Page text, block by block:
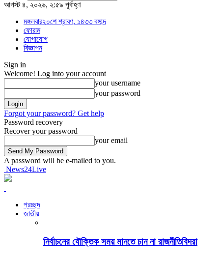
আগস্ট ৪, ২০২৬, ২:৫৯ পূর্বাহ্ণ
মঙ্গলবার২০শে শ্রাবণ, ১৪৩৩ বঙ্গাব্দ
ফোরাম
যোগাযোগ
বিজ্ঞাপন
Sign in
Welcome! Log into your account
your username
your password
Forgot your password? Get help
Password recovery
Recover your password
your email
A password will be e-mailed to you.
News24Live
প্রচ্ছদ
জাতীয়
নির্বাচনের যৌক্তিক সময় মানতে চান না রাজনীতিবিদরা